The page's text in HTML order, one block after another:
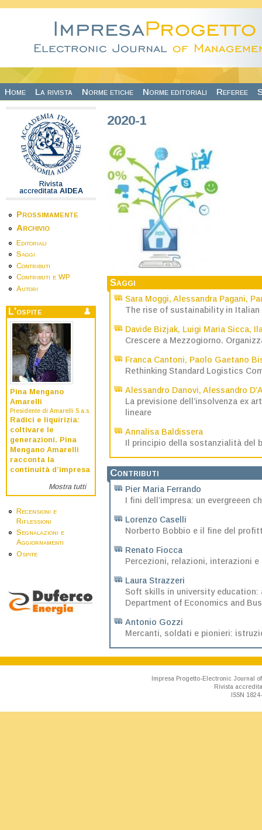
Home La rivista Norme etiche Norme editoriali Referee
Rivista
accreditata AIDEA
Prossimamente
Archivio
Editoriali
Saggi
Contributi
Contributi e WP
Autori
L'ospite
Pina Mengano
Amarelli
Presidente di Amarelli S.a.s.
Radici e liquirizia:
coltivare le
generazioni. Pina
Mengano Amarelli
racconta la
continuità d’impresa
Mostra tutti
Recensioni e
Riflessioni
Segnalazioni e
Aggiornamenti
Ospite
2020-1
Saggi
Sara Moggi, Alessandra Pagani,
The rise of sustainability in Italian
Davide Bizjak, Luigi Maria Sicca,
Crescere a Mezzogiorno.
Franca Cantoni, Paolo Gaetano
Rethinking Standard Logistics
Alessandro Danovi, Alessandro
La previsione dell’insolvenza ex
lineare
Annalisa Baldissera
Il principio della sostanzialità del
Contributi
Pier Maria Ferrando
I fini dell’impresa: un evergreeen
Lorenzo Caselli
Norberto Bobbio e il fine del
Renato Fiocca
Percezioni, relazioni, interazioni
Laura Strazzeri
Soft skills in university education:
Department of Economics and
Antonio Gozzi
Mercanti, soldati e pionieri:
Impresa Progetto-Electronic Journal
Rivista
ISSN